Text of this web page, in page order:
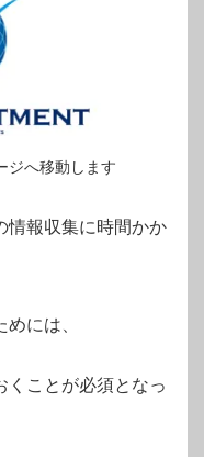
ジへ移動します
情報収集に時間かか
には、
くことが必須となっ